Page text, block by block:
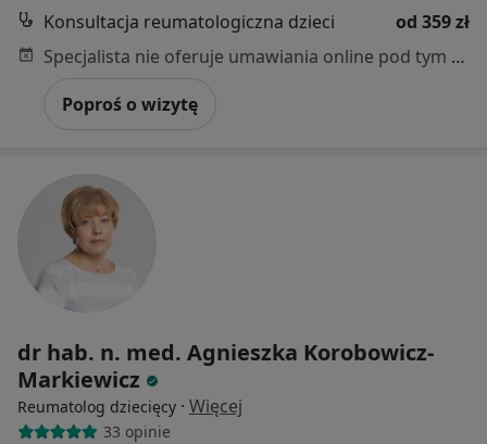
Konsultacja reumatologiczna dzieci
od 359 zł
Specjalista nie oferuje umawiania online pod tym adresem.
Poproś o wizytę
dr hab. n. med. Agnieszka Korobowicz-
Markiewicz
Reumatolog dziecięcy · Więcej
33 opinie